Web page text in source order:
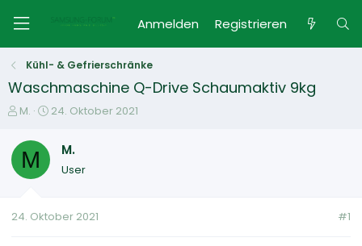
Anmelden Registrieren
Kühl- & Gefrierschränke
Waschmaschine Q-Drive Schaumaktiv 9kg
E
s
e
e
M.
E
t
24. Oktober 2021
M M.
User
24. Oktober 2021 #1